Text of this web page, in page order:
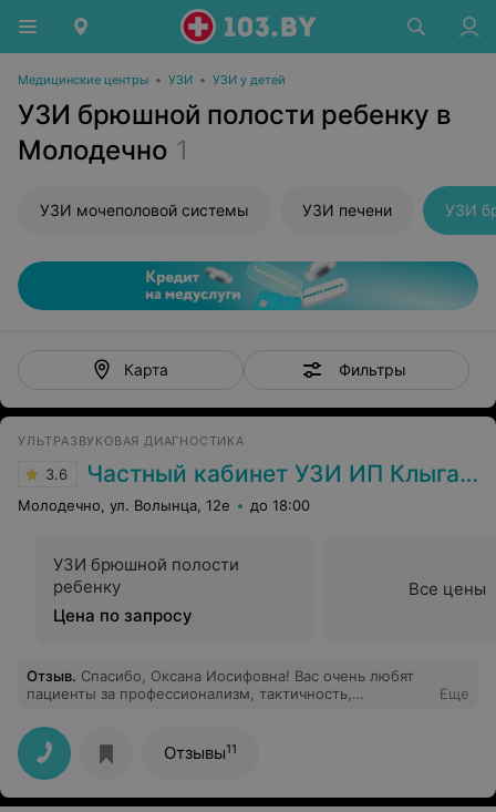
Медицинские центры • УЗИ • УЗИ у детей
УЗИ брюшной полости ребенку в
Молодечно 1
УЗИ мочеполовой системы УЗИ печени УЗИ
Карта Фильтры
УЛЬТРАЗВУКОВАЯ ДИАГНОСТИКА
3.6 Частный кабинет УЗИ ИП Клыга В.К.
Молодечно, ул. Волынца, 12е до 18:00
УЗИ брюшной полости
ребенку
Цена по запросу
Все цены
Отзыв. Спасибо, Оксана Иосифовна! Вас очень любят
пациенты за профессионализм, тактичность,
еще Вы - замечательный руководитель, это сразу
замечаешь, находясь на стационаре в отделении. О
таких, как Вы, говорят - человек на своем месте! Рада,
что работает этот кабинет УЗИ , и я могу без труда
записаться и пройти обследование у толкового врача.
Еще
Отзывы11